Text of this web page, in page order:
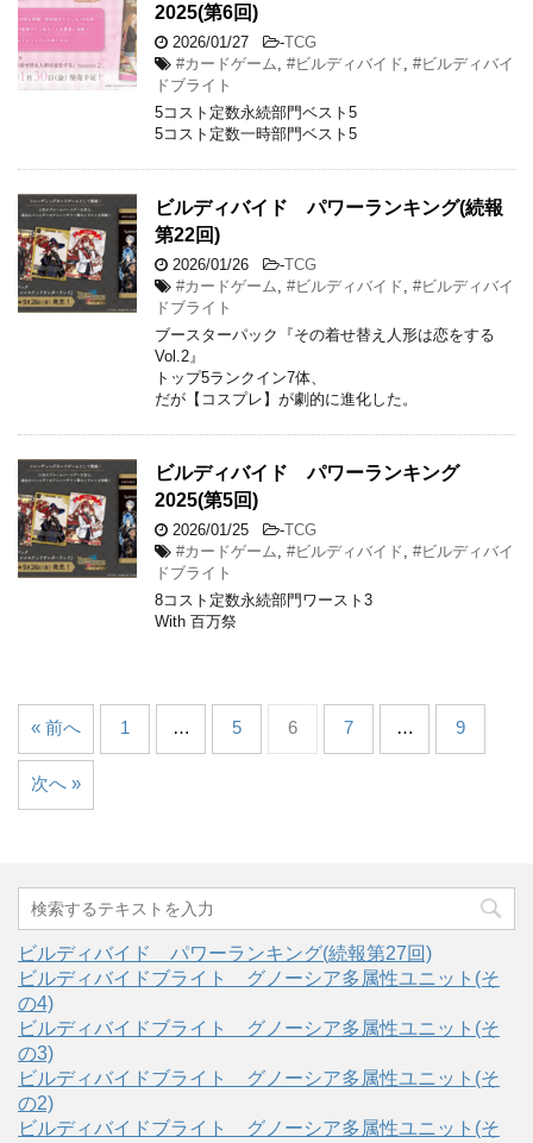
2025(第6回)
2026/01/27 -TCG
#カードゲーム
#ビルディバイド #ビルディバイ
ドブライト
5コスト定数永続部門ベスト5
5コスト定数一時部門ベスト5
ビルディバイド パワーランキング(続報
第22回)
2026/01/26 -TCG
#カードゲーム
#ビルディバイド #ビルディバイ
ドブライト
ブースターパック『その着せ替え人形は恋をする
Vol.2』
トップ5ランクイン7体、
だが【コスプレ】が劇的に進化した。
ビルディバイド パワーランキング
2025(第5回)
2026/01/25 -TCG
#カードゲーム
#ビルディバイド #ビルディバイ
ドブライト
8コスト定数永続部門ワースト3
With 百万祭
« 前へ 1 … 5 6 7 … 9
次へ »
ビルディバイド パワーランキング(続報第27回)
ビルディバイドブライト グノーシア多属性ユニット(そ
の4)
ビルディバイドブライト グノーシア多属性ユニット(そ
の3)
ビルディバイドブライト グノーシア多属性ユニット(そ
の2)
ビルディバイドブライト グノーシア多属性ユニット(そ